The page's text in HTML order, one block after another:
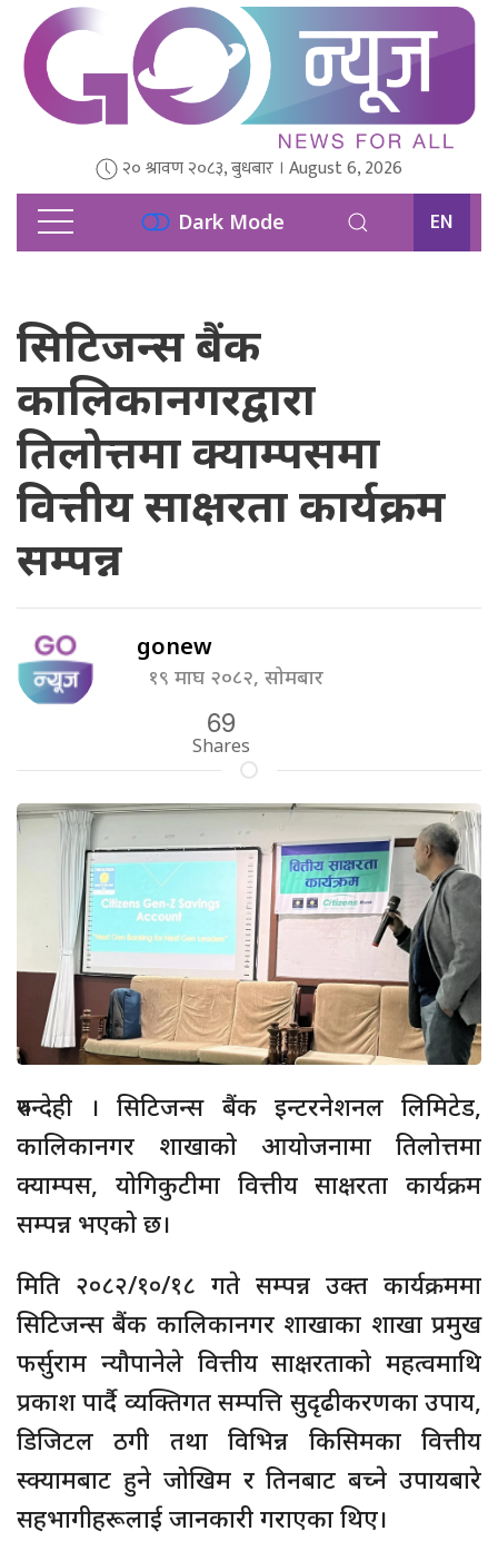
२० श्रावण २०८३, बुधबार । August 6, 2026
Dark Mode EN
सिटिजन्स बैंक
कालिकानगरद्वारा
तिलोत्तमा क्याम्पसमा
वित्तीय साक्षरता कार्यक्रम
सम्पन्न
gonew
१९ माघ २०८२, सोमबार
69
Shares
रुपन्देही । सिटिजन्स बैंक इन्टरनेशनल लिमिटेड,
कालिकानगर शाखाको आयोजनामा तिलोत्तमा
क्याम्पस, योगिकुटीमा वित्तीय साक्षरता कार्यक्रम
सम्पन्न भएको छ।
मिति २०८२/१०/१८ गते सम्पन्न उक्त कार्यक्रममा
सिटिजन्स बैंक कालिकानगर शाखाका शाखा प्रमुख
फर्सुराम न्यौपानेले वित्तीय साक्षरताको महत्वमाथि
प्रकाश पार्दै व्यक्तिगत सम्पत्ति सुदृढीकरणका उपाय,
डिजिटल ठगी तथा विभिन्न किसिमका वित्तीय
स्क्यामबाट हुने जोखिम र तिनबाट बच्ने उपायबारे
सहभागीहरूलाई जानकारी गराएका थिए।